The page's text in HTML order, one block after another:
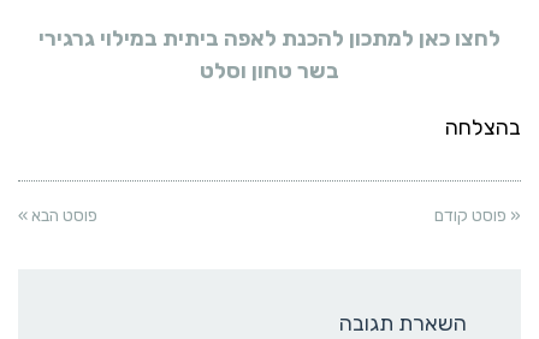
לחצו כאן למתכון להכנת לאפה ביתית במילוי גרגירי
בשר טחון וסלט
בהצלחה
« פוסט קודם פוסט הבא »
השארת תגובה